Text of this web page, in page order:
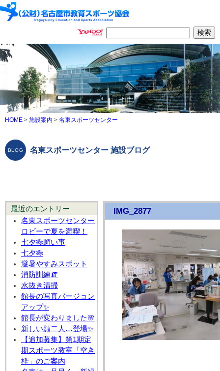
HOME > 施設案内 > 名東スポーツセンター
名東スポーツセンター 施設ブログ
最近のエントリー
名東スポーツセンター
ロビーで夏を満喫！
七夕🎋願い事
七夕🎋
避暑やすみスポット
消防訓練🧯
水抜き清掃
館長の写真バージョン
アップ✨
館長が変わりました🌸
新しい顔二人…登場✨
【追加募集】第1期定
期スポーツ教室「空き
枠」のご案内
IMG_2877